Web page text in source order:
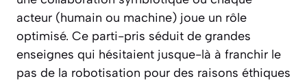
acteur (humain ou machine) joue un rôle
optimisé. Ce parti-pris séduit de grandes
enseignes qui hésitaient jusque-là à franchir le
pas de la robotisation pour des raisons éthiques